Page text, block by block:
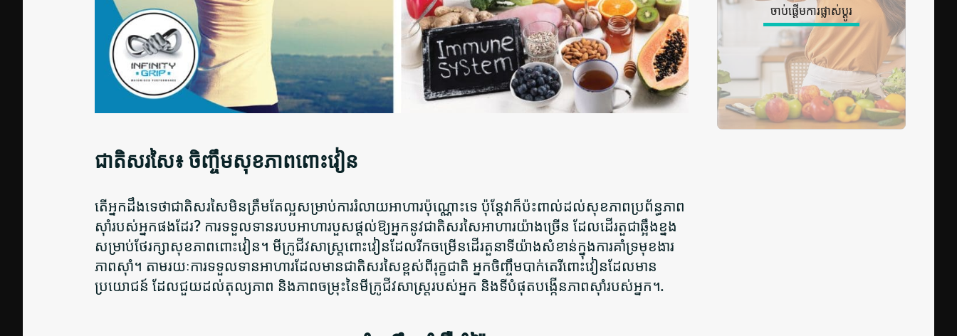
ជាតិសរសៃ៖ ចិញ្ចឹមសុខភាពពោះវៀន
តើអ្នកដឹងទេថាជាតិសរសៃមិនត្រឹមតែល្អសម្រាប់ការរំលាយអាហារប៉ុណ្ណោះទេ ប៉ុន្តែវាក៏ប៉ះពាល់ដល់សុខភាពប្រព័ន្ធភាព
ស៊ាំរបស់អ្នកផងដែរ? ការទទួលទានរបបអាហារបួសផ្តល់ឱ្យអ្នកនូវជាតិសរសៃអាហារយ៉ាងច្រើន ដែលដើរតួជាឆ្អឹងខ្នង
សម្រាប់ថែរក្សាសុខភាពពោះវៀន។ មីក្រូជីវសាស្រ្តពោះវៀនដែលរីកចម្រើនដើរតួនាទីយ៉ាងសំខាន់ក្នុងការគាំទ្រមុខងារ
ភាពស៊ាំ។ តាមរយៈការទទួលទានអាហារដែលមានជាតិសរសៃខ្ពស់ពីរុក្ខជាតិ អ្នកចិញ្ចឹមបាក់តេរីពោះវៀនដែលមាន
ប្រយោជន៍ ដែលជួយដល់តុល្យភាព និងភាពចម្រុះនៃមីក្រូជីវសាស្រ្តរបស់អ្នក និងទីបំផុតបង្កើនភាពស៊ាំរបស់អ្នក។.
ចាប់ផ្តើមការផ្លាស់ប្តូរ